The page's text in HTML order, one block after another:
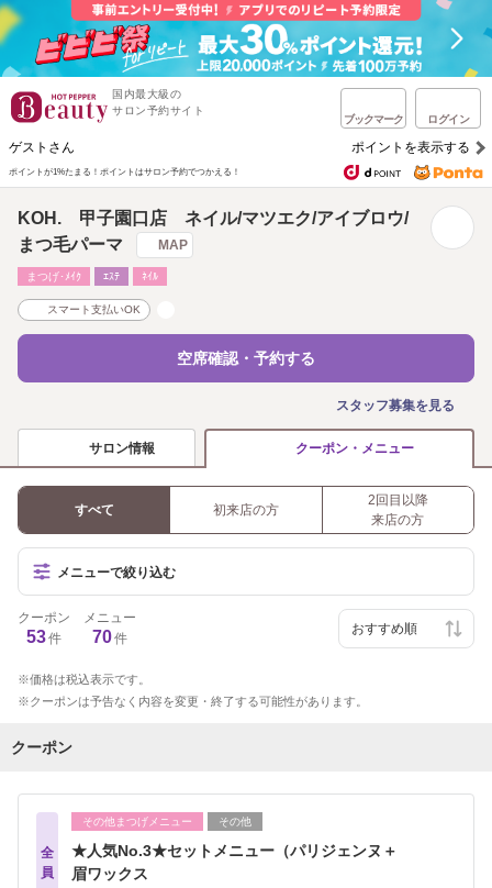
国内最大級の
サロン予約サイト
ブックマーク ログイン
ゲストさん ポイントを表示する
ポイントが1%たまる！ ポイントはサロン予約でつかえる！
KOH. 甲子園口店 ネイル/マツエク/アイブロウ/
まつ毛パーマ
MAP
まつげ･ﾒｲｸ ｴｽﾃ ﾈｲﾙ
スマート支払いOK
空席確認・予約する
スタッフ募集を見る
サロン情報 クーポン・メニュー
すべて 初来店の方
2回目以降
来店の方
メニューで絞り込む
クーポン
53件
メニュー
70件
価格は税込表示です。
クーポンは予告なく内容を変更・終了する可能性があります。
クーポン
全
員
その他まつげメニュー その他
★人気No.3★セットメニュー（パリジェンヌ＋
眉ワックス